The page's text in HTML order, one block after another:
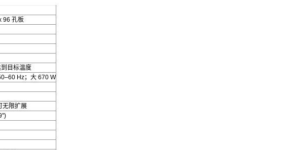
96 孔板
目标温度
Hz；大 670 W
无限扩展